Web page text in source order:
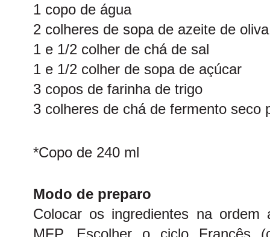
1 copo de água
2 colheres de sopa de azeite de
1 e 1/2 colher de chá de sal
1 e 1/2 colher de sopa de açúcar
3 copos de farinha de trigo
3 colheres de chá de fermento seco
*Copo de 240 ml
Modo de preparo
Colocar os ingredientes na
MFP. Escolher o ciclo Francês